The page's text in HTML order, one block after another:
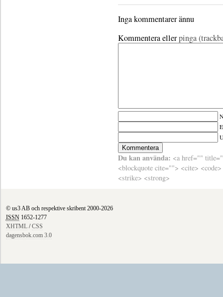
Inga kommentarer ännu
Kommentera ellerpinga
Du kan använda: <a href=""
<blockquote cite=""> <cite>
<strike> <strong>
© us3 AB och respektive skribent 2000-2026
ISSN1652-1277
XHTML/CSS
dagensbok.com 3.0